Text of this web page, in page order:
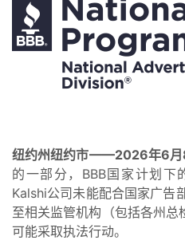
纽约州纽约市——2026年6
的一部分，BBB国家计划下
Kalshi公司未能配合国家广告
至相关监管机构（包括各州
可能采取执法行动。